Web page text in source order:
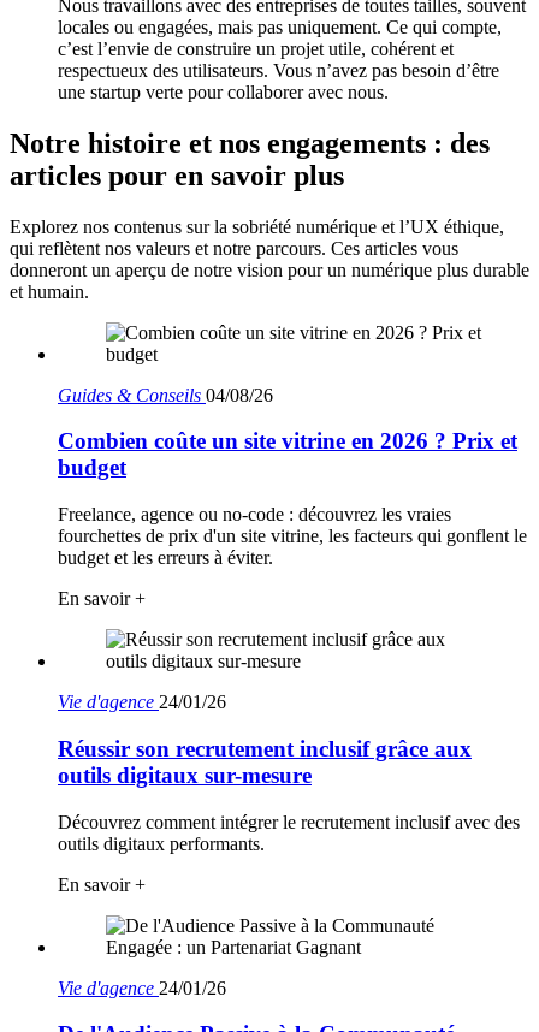
Nous travaillons avec des entreprises de toutes tailles, souvent
locales ou engagées, mais pas uniquement. Ce qui compte,
c’est l’envie de construire un projet utile, cohérent et
respectueux des utilisateurs. Vous n’avez pas besoin d’être
une startup verte pour collaborer avec nous.
Notre histoire et nos engagements : des
articles pour en savoir plus
Explorez nos contenus sur la sobriété numérique et l’UX éthique,
qui reflètent nos valeurs et notre parcours. Ces articles vous
donneront un aperçu de notre vision pour un numérique plus durable
et humain.
Guides & Conseils 04/08/26
Combien coûte un site vitrine en 2026 ? Prix et
budget
Freelance, agence ou no-code : découvrez les vraies
fourchettes de prix d'un site vitrine, les facteurs qui gonflent le
budget et les erreurs à éviter.
En savoir +
Vie d'agence 24/01/26
Réussir son recrutement inclusif grâce aux
outils digitaux sur-mesure
Découvrez comment intégrer le recrutement inclusif avec des
outils digitaux performants.
En savoir +
Vie d'agence 24/01/26